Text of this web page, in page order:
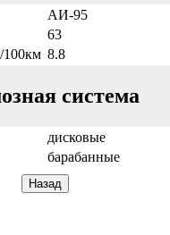
АИ-95
63
100км 8.8
система
дисковые
барабанные